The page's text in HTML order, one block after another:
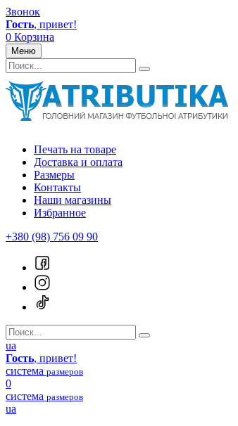
Звонок
Гость, привет!
0 Корзина
Меню
Печать на товаре
Доставка и оплата
Размеры
Контакты
Наши магазины
Избранное
+380 (98) 756 09 90
ua
Гость, привет!
система размеров
0
система размеров
ua